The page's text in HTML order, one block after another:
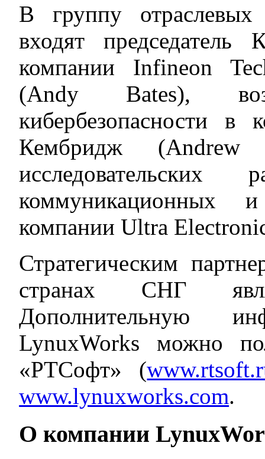
В группу отраслевых
входят
компании Infineon
(Andy Bates),
кибербезопасности
Кембридж (Andrew
коммуникационных
компании Ultra
Стратегическим
странах СНГ
Дополнительную
LynuxWorks можно
«РТСофт» (
www.lynuxworks.com.
О компании